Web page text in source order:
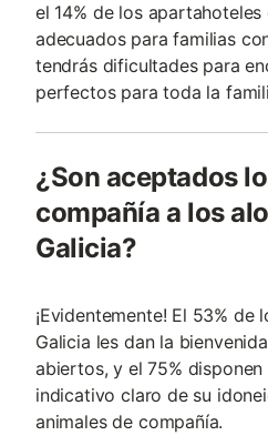
el 14% de los apartahoteles
adecuados para familias
tendrás dificultades para
perfectos para toda la
¿Son aceptados
compañía a los
Galicia?
¡Evidentemente! El 53% de
Galicia les dan la
abiertos, y el 75%
indicativo claro de su
animales de compañí­a.